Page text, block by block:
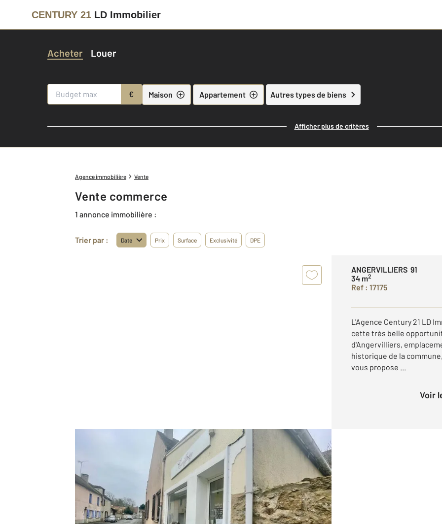
CENTURY 21 LD Immobilier
Acheter Louer
€ Maison Appartement Autres types de biens
Afficher plus de critères
Agence immobilière Vente
Vente commerce
1 annonce immobilière :
Trier par : Date Prix Surface Exclusivité DPE
ANGERVILLIERS 91
34 m2
Ref : 17175
L'Agence Century 21 LD
cette très belle
d'Angervilliers,
historique de la
vous propose ...
Voir